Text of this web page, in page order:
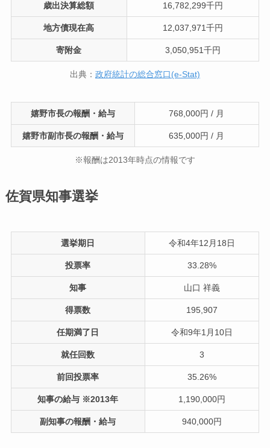
歳出決算総額 16,782,299千円
地方債現在高 12,037,971千円
寄附金 3,050,951千円
出典： 政府統計の総合窓口(e-Stat)
嬉野市長の報酬・給与 768,000円 / 月
嬉野市副市長の報酬・給与 635,000円 / 月
※報酬は2013年時点の情報です
佐賀県知事選挙
選挙期日 令和4年12月18日
投票率 33.28%
知事 山口 祥義
得票数 195,907
任期満了日 令和9年1月10日
就任回数 3
前回投票率 35.26%
知事の給与 ※2013年 1,190,000円
副知事の報酬・給与 940,000円